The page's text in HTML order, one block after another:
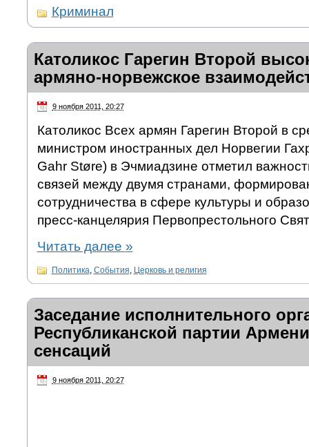
Криминал
Католикос Гарегин Второй
армяно-норвежское
9 ноября 2011, 20:27
Католикос Всех армян Гарегин Второй в
министром иностранных дел Норвегии
Gahr Støre) в Эчмиадзине отметил
связей между двумя странами,
сотрудничества в сфере культуры и
пресс-канцелярия Первопрестольного
Читать далее »
Политика, События, Церковь и религия
Заседание исполнительного
Республиканской партии
сенсаций
9 ноября 2011, 20:27